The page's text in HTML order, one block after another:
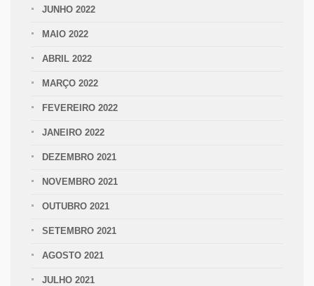
JUNHO 2022
MAIO 2022
ABRIL 2022
MARÇO 2022
FEVEREIRO 2022
JANEIRO 2022
DEZEMBRO 2021
NOVEMBRO 2021
OUTUBRO 2021
SETEMBRO 2021
AGOSTO 2021
JULHO 2021